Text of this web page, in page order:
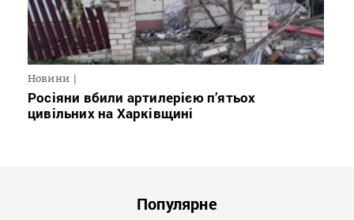
Новини
Росіяни вбили артилерією п’ятьох
цивільних на Харківщині
Популярне